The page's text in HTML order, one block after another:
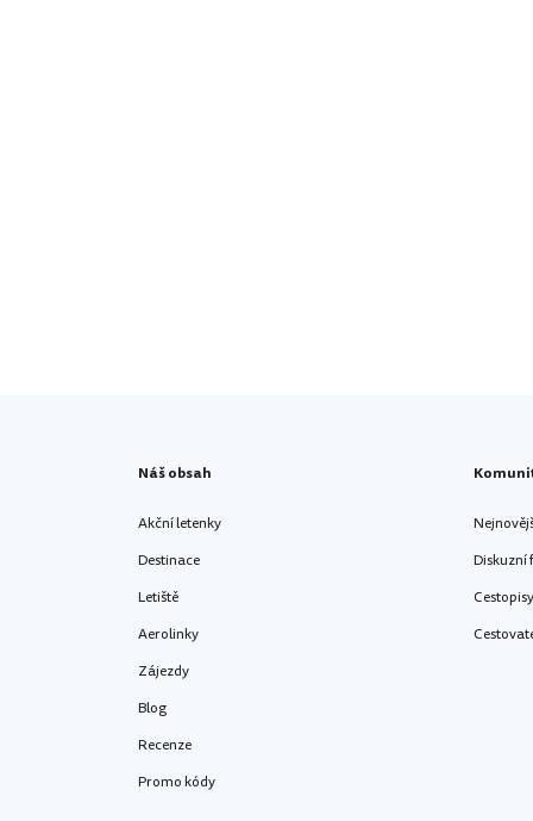
Náš obsah
Akční letenky
Destinace
Letiště
Aerolinky
Zájezdy
Blog
Recenze
Promo kódy
Diskuzní
Cestopisy